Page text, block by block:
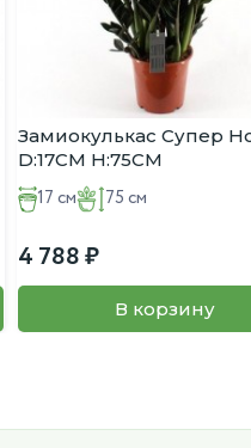
Замиокулькас Супер
D:17CM H:75CM
17 см 75 см
4 788
В корзину